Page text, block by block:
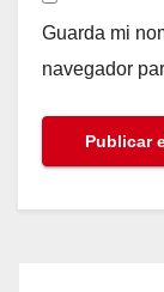
Guarda mi
navegador